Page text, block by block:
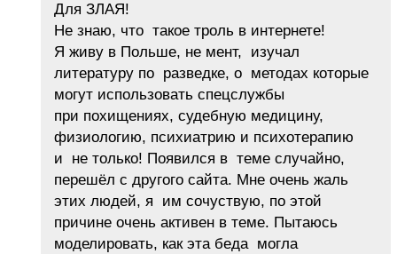
Для ЗЛАЯ!
Не знаю, что такое троль в интернете!
Я живу в Польше, не мент, изучал
литературу по разведке, о методах которые
могут использовать спецслужбы
при похищениях, судебную медицину,
физиологию, психиатрию и психотерапию
и не только! Появился в теме случайно,
перешёл с другого сайта. Мне очень жаль
этих людей, я им сочуствую, по этой
причине очень активен в теме. Пытаюсь
моделировать, как эта беда могла